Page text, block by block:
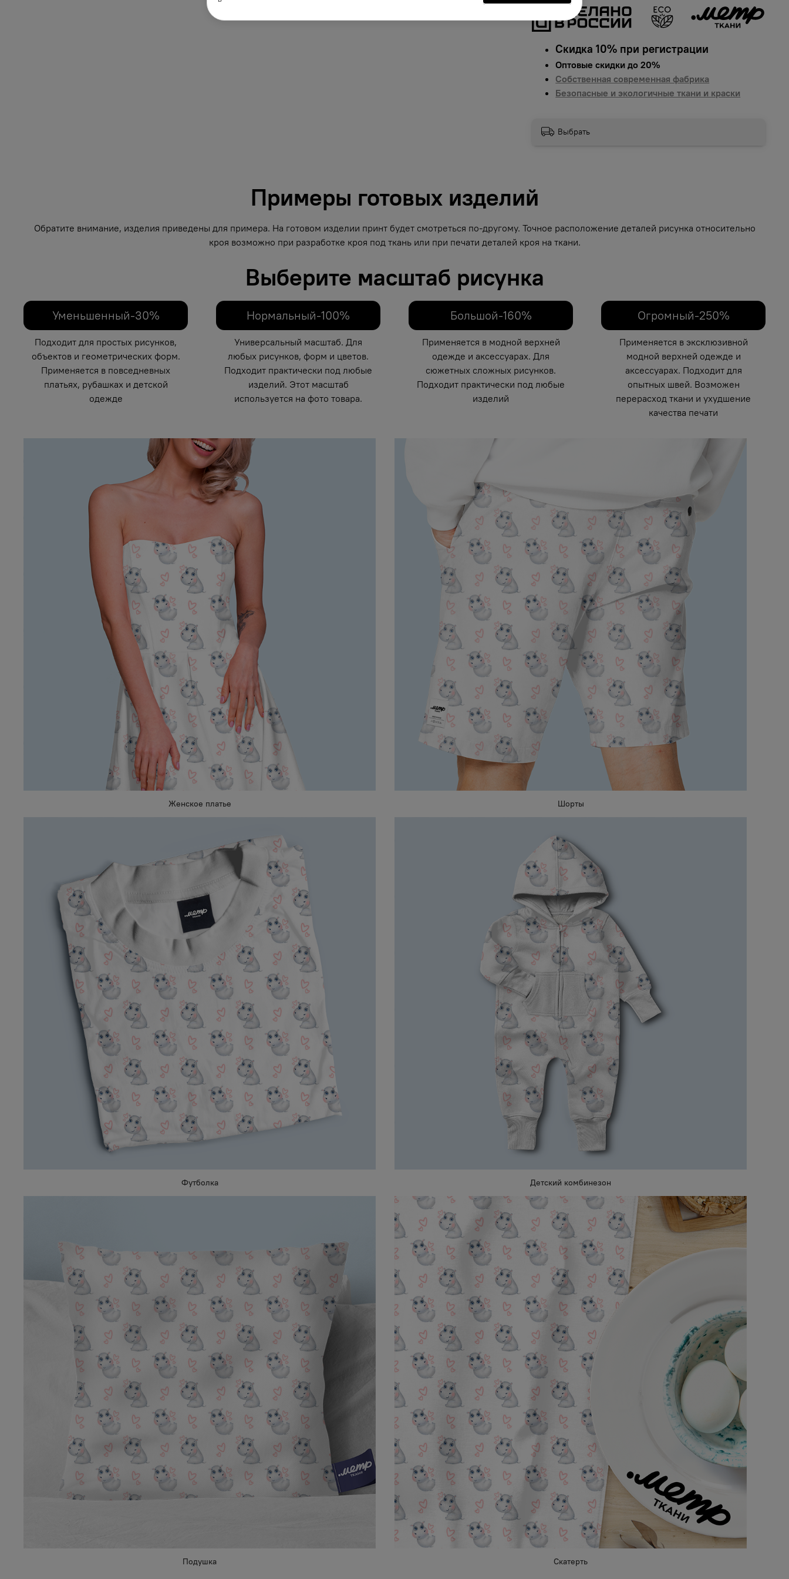
Скидка 10% при регистрации
Оптовые скидки до 20%
Собственная современная фабрика
Безопасные и экологичные ткани и краски
Выбрать
Примеры готовых изделий
Обратите внимание, изделия приведены для примера. На готовом изделии принт будет смотреться по-другому. Точное расположение деталей рисунка относительно
кроя возможно при разработке кроя под ткань или при печати деталей кроя на ткани.
Выберите масштаб рисунка
Уменьшенный-30%
Подходит для простых рисунков,
объектов и геометрических форм.
Применяется в повседневных
платьях, рубашках и детской
одежде
Нормальный-100%
Универсальный масштаб. Для
любых рисунков, форм и цветов.
Подходит практически под любые
изделий. Этот масштаб
используется на фото товара.
Большой-160%
Применяется в модной верхней
одежде и аксессуарах. Для
сюжетных сложных рисунков.
Подходит практически под любые
изделий
Огромный-250%
Применяется в эксклюзивной
модной верхней одежде и
аксессуарах. Подходит для
опытных швей. Возможен
перерасход ткани и ухудшение
качества печати
Женское платье Шорты
Футболка Детский комбинезон
Подушка Скатерть